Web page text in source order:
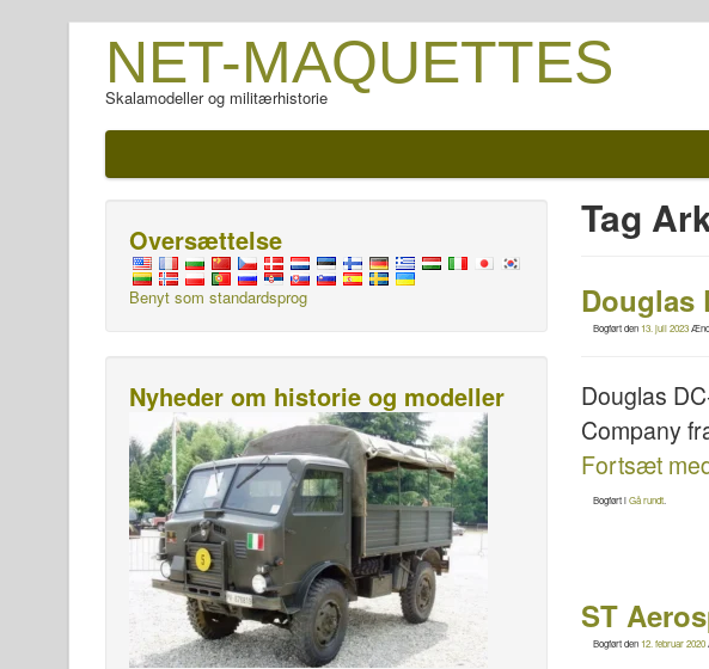
NET-MAQUETTES
Skalamodeller og militærhistorie
Tag
Douglas
Bogført den 13. juli 2023
Douglas
Company
Fortsæt
Bogført iGå rundt
ST
Bogført den 12. februar 2020
Oversættelse
Benyt som standardsprog
Nyheder om historie og modeller